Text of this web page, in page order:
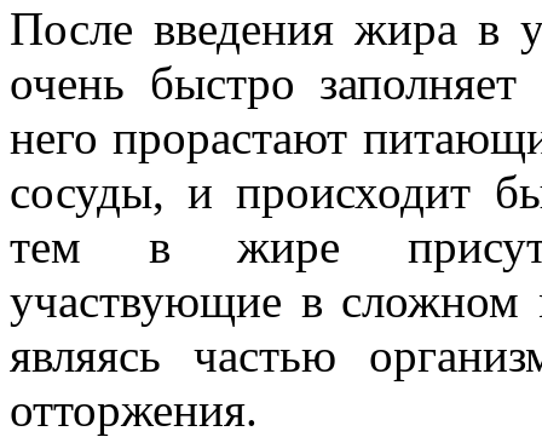
После введения жира в
очень быстро
него прорастают
сосуды, и происходит
тем в жире
участвующие в сложном
являясь частью
отторжения.